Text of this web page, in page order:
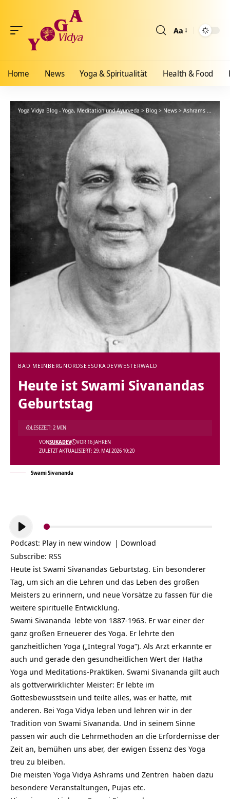
Aa
Home News Yoga & Spiritualität Health & Food
Yoga Vidya Blog - Yoga, Meditation und Ayurveda > Blog > News > Ashrams
BAD MEINBERG NORDSEESUKADEVWESTERWALD
Heute ist Swami Sivanandas
Geburtstag
ZULETZT AKTUALISIERT: 29. MAI 2026 10:20
VONSUKADEV VOR 16 JAHREN
LESEZEIT: 2 MIN
Swami Sivananda
Audio-
Player
Podcast: Play in new window | Download
Subscribe: RSS
Heute ist Swami Sivanandas Geburtstag. Ein besonderer
Tag, um sich an die Lehren und das Leben des großen
Meisters zu erinnern, und neue Vorsätze zu fassen für die
weitere spirituelle Entwicklung.
Swami Sivananda lebte von 1887-1963. Er war einer der
ganz großen Erneuerer des Yoga. Er lehrte den
ganzheitlichen Yoga („Integral Yoga“). Als Arzt erkannte er
auch und gerade den gesundheitlichen Wert der Hatha
Yoga und Meditations-Praktiken. Swami Sivananda gilt auch
als gottverwirklichter Meister: Er lebte im
Gottesbewusstsein und teilte alles, was er hatte, mit
anderen. Bei Yoga Vidya leben und lehren wir in der
Tradition von Swami Sivananda. Und in seinem Sinne
passen wir auch die Lehrmethoden an die Erfordernisse der
Zeit an, bemühen uns aber, der ewigen Essenz des Yoga
treu zu bleiben.
Die meisten Yoga Vidya Ashrams und Zentren haben dazu
besondere Veranstaltungen, Pujas etc.